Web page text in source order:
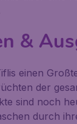
&
einen
der
sind noch
durch